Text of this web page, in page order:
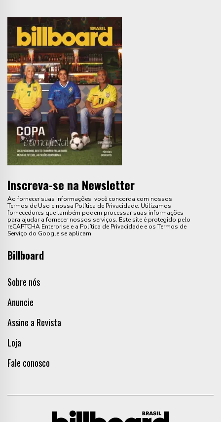
Inscreva-se na Newsletter
Ao fornecer suas informações, você concorda com nossos
Termos de Uso e nossa Política de Privacidade. Utilizamos
fornecedores que também podem processar suas informações
para ajudar a fornecer nossos serviços. Este site é protegido pelo
reCAPTCHA Enterprise e a Política de Privacidade e os Termos de
Serviço do Google se aplicam.
Billboard
Sobre nós
Anuncie
Assine a Revista
Loja
Fale conosco